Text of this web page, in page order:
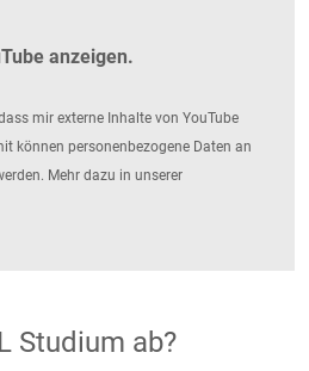
anzeigen.
mir externe Inhalte von YouTube
können personenbezogene Daten an
Mehr dazu in unserer
Studium ab?